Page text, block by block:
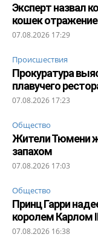
Эксперт назвал
кошек
07.08.2026 17:29
Происшествия
Прокуратура
плавучего
07.08.2026 17:23
Общество
Жители Тюмени
запахом
07.08.2026 17:03
Общество
Принц Гарри
королем Карлом
07.08.2026 16:38